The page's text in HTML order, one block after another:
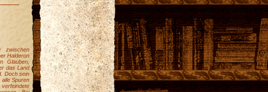
zwischen
Halderon
Glauben,
das Land
Doch sein
Spuren
verfeindete